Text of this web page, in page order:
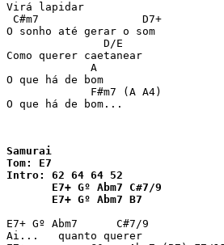
Virá lapidar
C#m7                D7+
O sonho até gerar o som
               D/E
Como querer caetanear
             A
O que há de bom
             F#m7 (A A4)
O que há de bom...
Samurai
Tom: E7
Intro: 62 64 64 52
       E7+ Gº Abm7 C#7/9
       E7+ Gº Abm7 B7
E7+ Gº Abm7      C#7/9
Ai...   quanto querer